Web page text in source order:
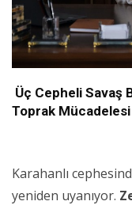
Üç Cepheli Savaş
Toprak Mücadelesi
Karahanlı
yeniden uyanıyor.